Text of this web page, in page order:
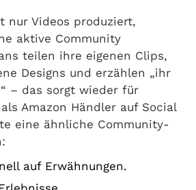
nur Videos produziert,
aktive Community
teilen ihre eigenen Clips,
Designs und erzählen „ihr
– das sorgt wieder für
Amazon Händler auf Social
eine ähnliche Community-
auf Erwähnungen.